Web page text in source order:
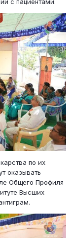
по их
оказывать
Общего Профиля
Высших